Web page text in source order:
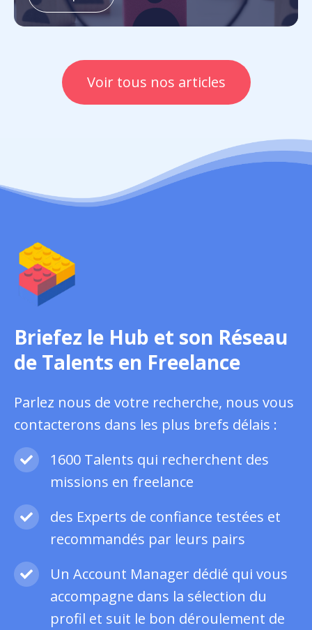
Voir tous nos articles
Briefez le Hub et son Réseau
de Talents en Freelance
Parlez nous de votre recherche, nous vous
contacterons dans les plus brefs délais :
1600 Talents qui recherchent des
missions en freelance
des Experts de confiance testées et
recommandés par leurs pairs
Un Account Manager dédié qui vous
accompagne dans la sélection du
profil et suit le bon déroulement de